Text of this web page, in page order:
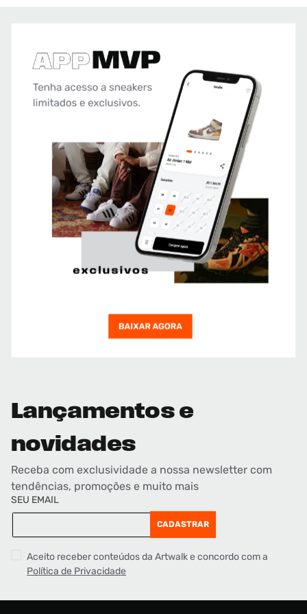
Lançamentos e
novidades
Receba com exclusividade a nossa newsletter com
tendências, promoções e muito mais
SEU EMAIL
CADASTRAR
Aceito receber conteúdos da Artwalk e concordo com a
Política de Privacidade